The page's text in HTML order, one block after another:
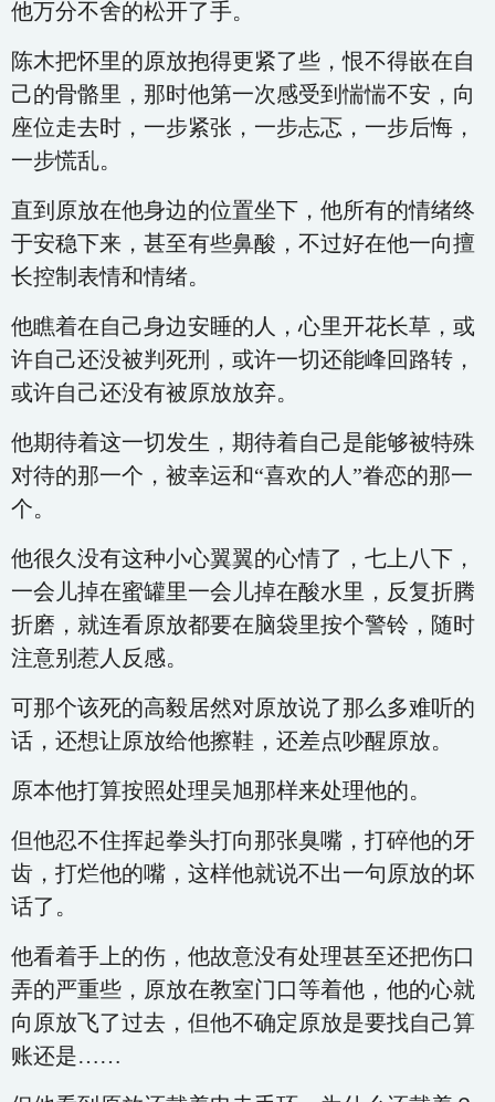
他万分不舍的松开了手。
陈木把怀里的原放抱得更紧了些，恨不得嵌在自
己的骨骼里，那时他第一次感受到惴惴不安，向
座位走去时，一步紧张，一步忐忑，一步后悔，
一步慌乱。
直到原放在他身边的位置坐下，他所有的情绪终
于安稳下来，甚至有些鼻酸，不过好在他一向擅
长控制表情和情绪。
他瞧着在自己身边安睡的人，心里开花长草，或
许自己还没被判死刑，或许一切还能峰回路转，
或许自己还没有被原放放弃。
他期待着这一切发生，期待着自己是能够被特殊
对待的那一个，被幸运和“喜欢的人”眷恋的那一
个。
他很久没有这种小心翼翼的心情了，七上八下，
一会儿掉在蜜罐里一会儿掉在酸水里，反复折腾
折磨，就连看原放都要在脑袋里按个警铃，随时
注意别惹人反感。
可那个该死的高毅居然对原放说了那么多难听的
话，还想让原放给他擦鞋，还差点吵醒原放。
原本他打算按照处理吴旭那样来处理他的。
但他忍不住挥起拳头打向那张臭嘴，打碎他的牙
齿，打烂他的嘴，这样他就说不出一句原放的坏
话了。
他看着手上的伤，他故意没有处理甚至还把伤口
弄的严重些，原放在教室门口等着他，他的心就
向原放飞了过去，但他不确定原放是要找自己算
账还是……